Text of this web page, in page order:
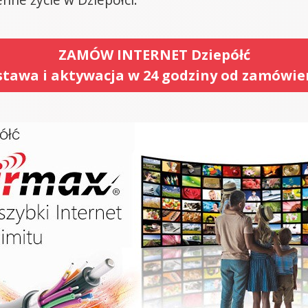
ZAMÓW INTERNET Dziepółć
i aktywacja w 24 godziny od